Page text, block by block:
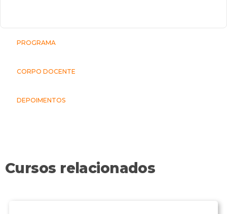
PROGRAMA
CORPO DOCENTE
DEPOIMENTOS
Cursos relacionados